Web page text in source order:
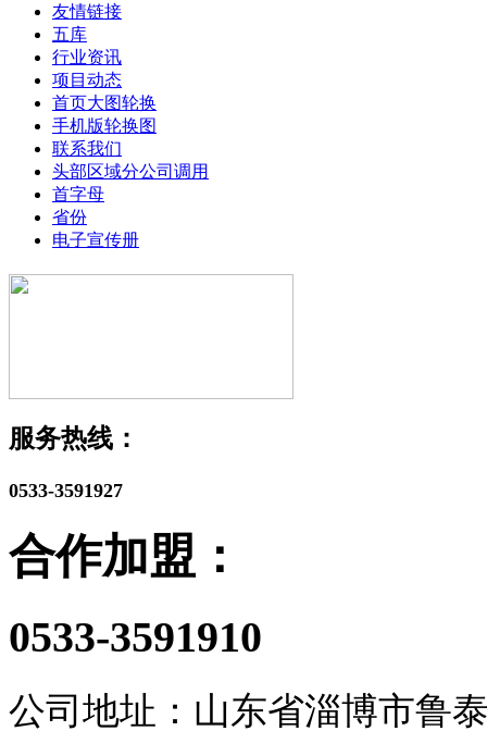
友情链接
五库
行业资讯
项目动态
首页大图轮换
手机版轮换图
联系我们
头部区域分公司调用
首字母
省份
电子宣传册
服务热线：
0533-3591927
合作加盟：
0533-3591910
公司地址：山东省淄博市鲁